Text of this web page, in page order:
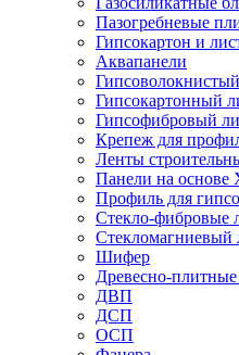
Пазогребневые
Гипсокартон и
Аквапанели
Гипсокартонный
Гипсофибровый
Крепеж для
Ленты
Панели на основе
Профиль для
Стекло-фибровые
Шифер
Древесно-
ДВП
ДСП
ОСП